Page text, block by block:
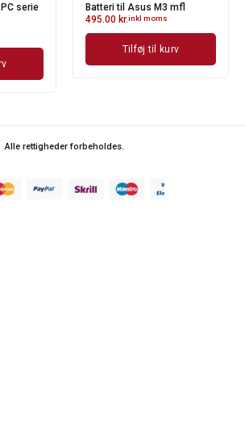
serie
Batteri til Asus M3 mfl
495.00 kr.inkl moms
Tilføj til kurv
Alle rettigheder forbeholdes.